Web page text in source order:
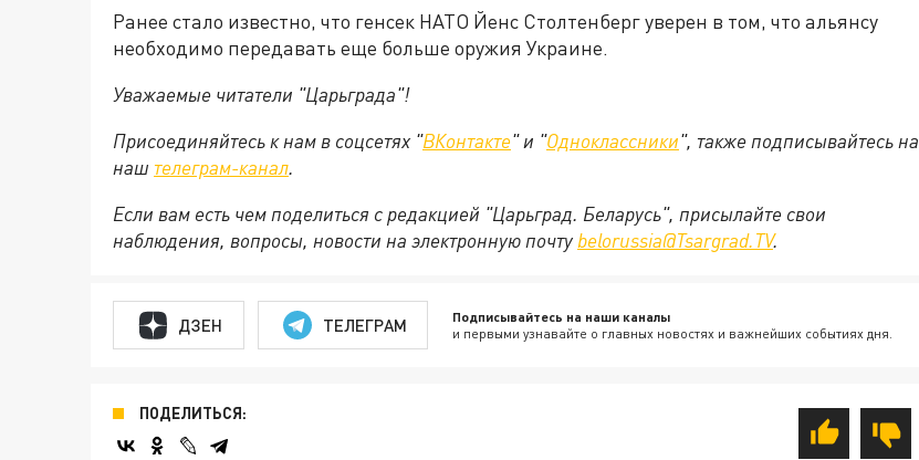
Ранее стало известно, что генсек НАТО Йенс Столтенберг уверен в том, что альянсу
необходимо передавать еще больше оружия Украине.
Уважаемые читатели "Царьграда"!
Присоединяйтесь к нам в соцсетях "ВКонтакте" и "Одноклассники", также подписывайтесь на
наш телеграм-канал.
Если вам есть чем поделиться с редакцией "Царьград. Беларусь", присылайте свои
наблюдения, вопросы, новости на электронную почту belorussia@Tsargrad.TV.
ДЗЕН ТЕЛЕГРАМ Подписывайтесь на наши каналы
и первыми узнавайте о главных новостях и важнейших событиях дня.
ПОДЕЛИТЬСЯ: